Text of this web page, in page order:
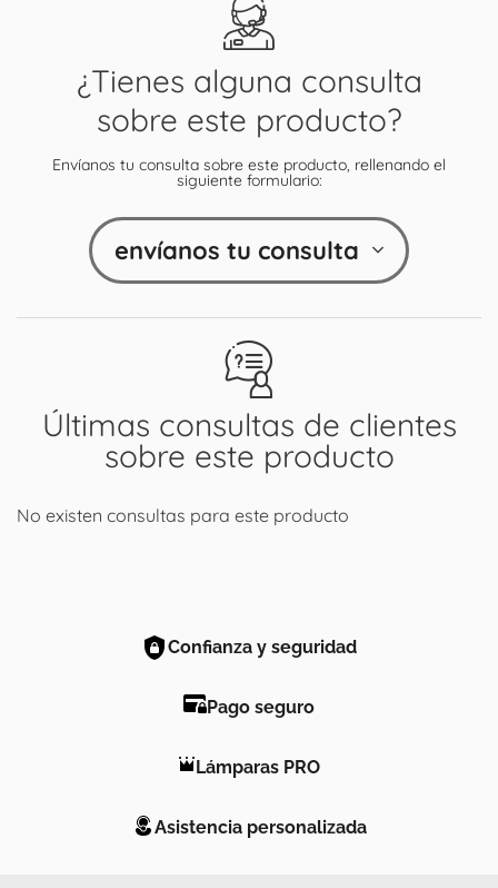
Últimas consultas de clientes
sobre este producto
No existen consultas para este producto
¿Tienes alguna consulta
sobre este producto?
Envíanos tu consulta sobre este producto, rellenando el
siguiente formulario:
envíanos tu consulta
Confianza y seguridad
Pago seguro
Lámparas PRO
Asistencia personalizada